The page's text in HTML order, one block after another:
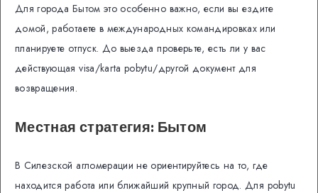
Для города Бытом это особенно важно, если вы ездите
домой, работаете в международных командировках или
планируете отпуск. До выезда проверьте, есть ли у вас
действующая visa/karta pobytu/другой документ для
возвращения.
Местная стратегия: Бытом
В Силезской агломерации не ориентируйтесь на то, где
находится работа или ближайший крупный город. Для pobytu